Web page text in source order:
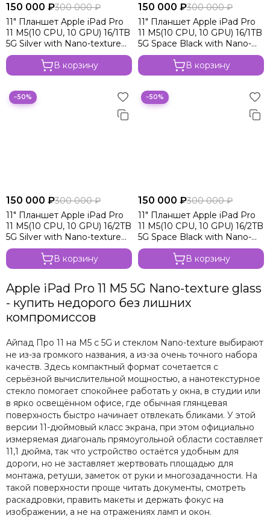
Apple iPad Pro 11 2024 M4 Wi-Fi
Apple iPad Pro 11 M4 2024 Wi-Fi+Cell
Apple iPad Pro 13 2024 M4
Apple iPad Air 11 2024 M2 Wi-Fi
Apple iPad Air 11 M2 Wi-Fi+Cell
Apple iPad Air 13 M2 2024 Wi-Fi+Cell
150 000 ₽300 000 ₽
11" Планшет Apple iPad Pro
11 M5(10 CPU, 10 GPU) 16/1TB
5G Silver with Nano-texture
glass
В корзину
150 000 ₽300 000 ₽
11" Планшет Apple iPad Pro
11 M5(10 CPU, 10 GPU) 16/1TB
5G Space Black with Nano-
texture glass
В корзину
−50%
150 000 ₽300 000 ₽
11" Планшет Apple iPad Pro
11 M5(10 CPU, 10 GPU) 16/2TB
5G Silver with Nano-texture
glass
В корзину
−50%
150 000 ₽300 000 ₽
11" Планшет Apple iPad Pro
11 M5(10 CPU, 10 GPU) 16/2TB
5G Space Black with Nano-
texture glass
В корзину
Apple iPad Pro 11 M5 5G Nano-texture glass
- купить недорого без лишних
компромиссов
Айпад Про 11 на M5 с 5G и стеклом Nano-texture выбирают
не из-за громкого названия, а из-за очень точного набора
качеств. Здесь компактный формат сочетается с
серьёзной вычислительной мощностью, а нанотекстурное
стекло помогает спокойнее работать у окна, в студии или
в ярко освещённом офисе, где обычная глянцевая
поверхность быстро начинает отвлекать бликами. У этой
версии 11-дюймовый класс экрана, при этом официально
измеряемая диагональ прямоугольной области составляет
11,1 дюйма, так что устройство остаётся удобным для
дороги, но не заставляет жертвовать площадью для
монтажа, ретуши, заметок от руки и многозадачности. На
такой поверхности проще читать документы, смотреть
раскадровки, править макеты и держать фокус на
изображении, а не на отражениях ламп и окон.